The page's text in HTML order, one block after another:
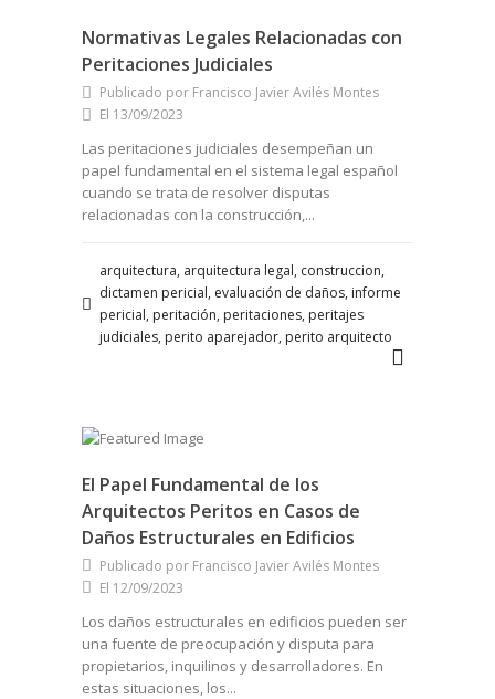
Normativas Legales Relacionadas con
Peritaciones Judiciales
Publicado por Francisco Javier Avilés Montes
El 13/09/2023
Las peritaciones judiciales desempeñan un
papel fundamental en el sistema legal español
cuando se trata de resolver disputas
relacionadas con la construcción,...
arquitectura, arquitectura legal, construccion,
dictamen pericial, evaluación de daños, informe
pericial, peritación, peritaciones, peritajes
judiciales, perito aparejador, perito arquitecto
El Papel Fundamental de los
Arquitectos Peritos en Casos de
Daños Estructurales en Edificios
Publicado por Francisco Javier Avilés Montes
El 12/09/2023
Los daños estructurales en edificios pueden ser
una fuente de preocupación y disputa para
propietarios, inquilinos y desarrolladores. En
estas situaciones, los...